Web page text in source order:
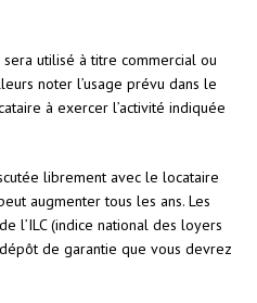
utilisé à titre commercial ou
noter l’usage prévu dans le
à exercer l’activité indiquée
librement avec le locataire
augmenter tous les ans. Les
l’ILC (indice national des loyers
de garantie que vous devrez